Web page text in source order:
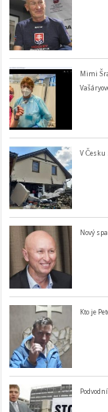
Mimi
V Česku
Nový
Kto je